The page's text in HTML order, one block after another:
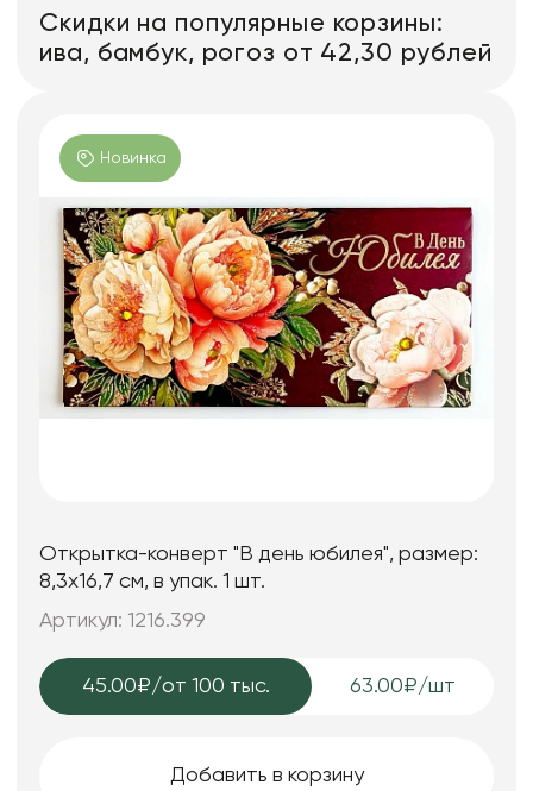
Скидки на популярные корзины:
ива, бамбук, рогоз от 42,30 рублей
Новинка
Открытка-конверт "В день юбилея", размер:
8,3х16,7 см, в упак. 1 шт.
Артикул: 1216.399
45.00₽/от 100 тыс. 63.00₽/шт
Добавить в корзину